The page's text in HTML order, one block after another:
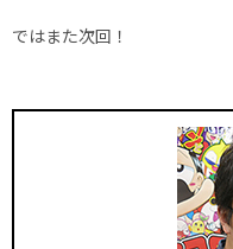
ではまた次回！